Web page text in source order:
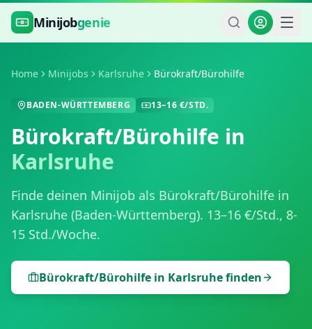
Zum Hauptinhalt springen
Minijobgenie
Home Minijobs Karlsruhe Bürokraft/Bürohilfe
BADEN-WÜRTTEMBERG 13–16 €/STD.
Bürokraft/Bürohilfe in
Karlsruhe
Finde deinen Minijob als Bürokraft/Bürohilfe in
Karlsruhe (Baden-Württemberg). 13–16 €/Std., 8-
15 Std./Woche.
Bürokraft/Bürohilfe in Karlsruhefinden